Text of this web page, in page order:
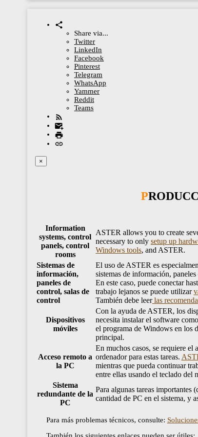
Share via...
Twitter
LinkedIn
Facebook
Pinterest
Telegram
WhatsApp
Yammer
Reddit
Teams
×
Information
systems, control
panels, control
rooms
ASTER allows you to create
necessary to only setup up
Windows tools, and ASTER.
Sistemas de
información,
paneles de
control, salas de
control
El uso de ASTER es
sistemas de información,
En este caso, puede conectar
trabajo lejanos se puede utilizar
También debe leerlas
Dispositivos
móviles
Con la ayuda de ASTER, los
necesita instalar el software como
el programa de Windows en los
principal.
Acceso remoto a
la PC
En muchos casos, se requiere el
ordenador para estas tareas.
mientras que pueda continuar
entre ellas usando el teclado del
Sistema
redundante de la
PC
Para algunas tareas importantes
cantidad de PC en el sistema, y
Para más problemas técnicos, consulte: